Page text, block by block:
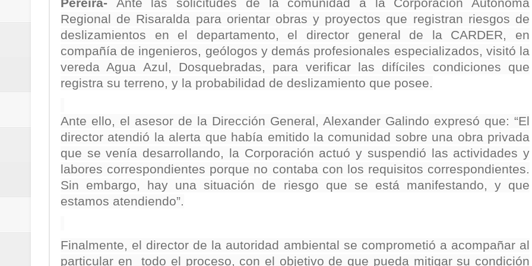
Regionetnoticias / Villarrica avanza hacia una ruta definitiva de reasentamiento
Regionetnoticias / Alcaldía de Cartagena avanza en trabajos contra las inundaciones con
calle San Juan de Dios del Centro Histórico
Regionetnoticias / Pereira avanza con resultados en salud mental, innovación y paz
Regionetnoticias / Estas son las millonarias inversiones del Gobierno Matiz en el municipio de
Regionetnoticias / Gobernación de Caldas hace seguimiento al avance de la construcción de 400
ecoeficientes en Marquetalia
Regionetnoticias / Despliegue de seguridad sin precedentes: El Valle y la nación refuerzan
Regionetnoticias / Las ayudas técnicas aportaron dignidad a las personas con discapacidad de
Pereira- Ante las solicitudes de la comunidad a la Corporación Autónoma
Regional de Risaralda para orientar obras y proyectos que registran riesgos de
deslizamientos en el departamento, el director general de la CARDER, en
compañía de ingenieros, geólogos y demás profesionales especializados, visitó la
vereda Agua Azul, Dosquebradas, para verificar las difíciles condiciones que
registra su terreno, y la probabilidad de deslizamiento que posee.
Ante ello, el asesor de la Dirección General, Alexander Galindo expresó que: “El
director atendió la alerta que había emitido la comunidad sobre una obra privada
que se venía desarrollando, la Corporación actuó y suspendió las actividades y
labores correspondientes porque no contaba con los requisitos correspondientes.
Sin embargo, hay una situación de riesgo que se está manifestando, y que
estamos atendiendo”.
Finalmente, el director de la autoridad ambiental se comprometió a acompañar al
particular en todo el proceso, con el objetivo de que pueda mitigar su condición